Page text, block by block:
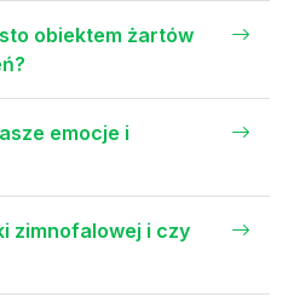
obiektem żartów
emocje i
zimnofalowej i czy